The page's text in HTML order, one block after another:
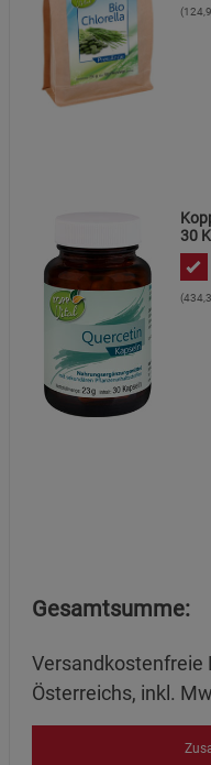
30
Gesamtsumme:
Versandkostenfreie
Österreichs, inkl.